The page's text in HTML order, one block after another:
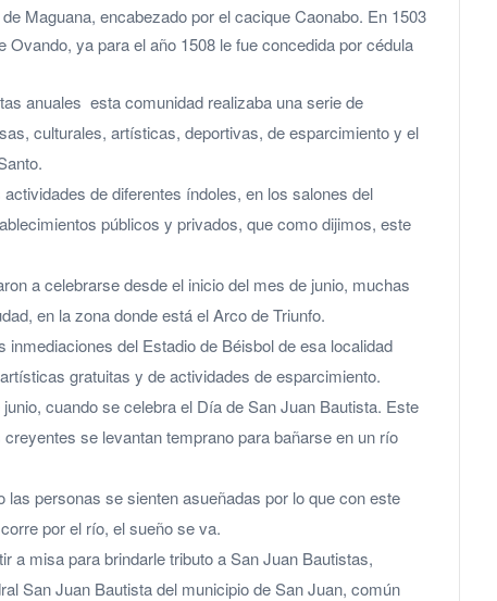
Maguana, encabezado por el cacique Caonabo. En 1503
ya para el año 1508 le fue concedida por cédula
anuales esta comunidad realizaba una serie de
culturales, artísticas, deportivas, de esparcimiento y el
de diferentes índoles, en los salones del
públicos y privados, que como dijimos, este
a celebrarse desde el inicio del mes de junio, muchas
en la zona donde está el Arco de Triunfo.
del Estadio de Béisbol de esa localidad
gratuitas y de actividades de esparcimiento.
cuando se celebra el Día de San Juan Bautista. Este
se levantan temprano para bañarse en un río
personas se sienten asueñadas por lo que con este
por el río, el sueño se va.
a misa para brindarle tributo a San Juan Bautistas,
San Juan Bautista del municipio de San Juan, común